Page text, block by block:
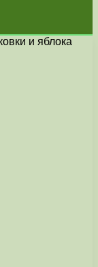
и яблока